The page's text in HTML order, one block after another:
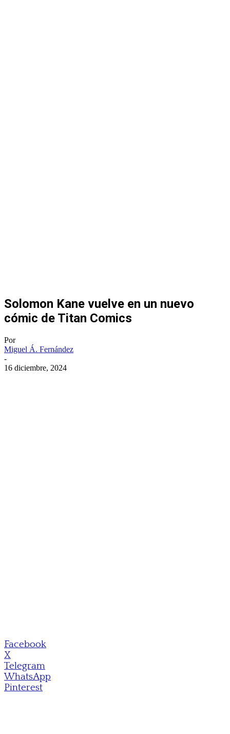
Solomon Kane vuelve en un nuevo
cómic de Titan Comics
Por
Miguel Á. Fernández
-
16 diciembre, 2024
Facebook
X
Telegram
WhatsApp
Pinterest